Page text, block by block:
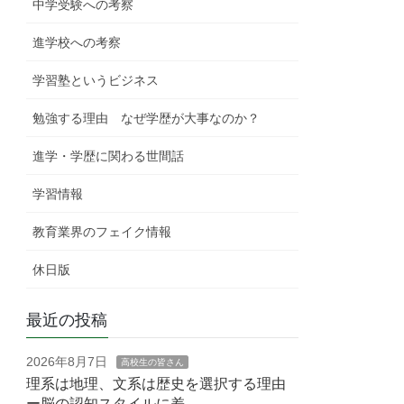
中学受験への考察
進学校への考察
学習塾というビジネス
勉強する理由 なぜ学歴が大事なのか？
進学・学歴に関わる世間話
学習情報
教育業界のフェイク情報
休日版
最近の投稿
2026年8月7日 高校生の皆さん
理系は地理、文系は歴史を選択する理由